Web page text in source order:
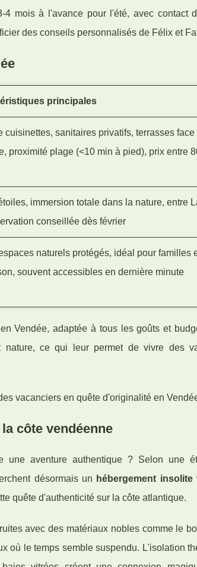
4 mois à l'avance pour l'été, avec contact
des conseils personnalisés de Félix et
principales
sanitaires privatifs, terrasses face
proximité plage (<10 min à pied), prix entre
immersion totale dans la nature, entre
conseillée dès février
naturels protégés, idéal pour familles
souvent accessibles en dernière minute
Vendée, adaptée à tous les goûts et
nature, ce qui leur permet de vivre des
vacanciers en quête d'originalité en
côte vendéenne
une aventure authentique ? Selon une
désormais un hébergement insolite
quête d'authenticité sur la côte atlantique.
avec des matériaux nobles comme le
où le temps semble suspendu. L'isolation